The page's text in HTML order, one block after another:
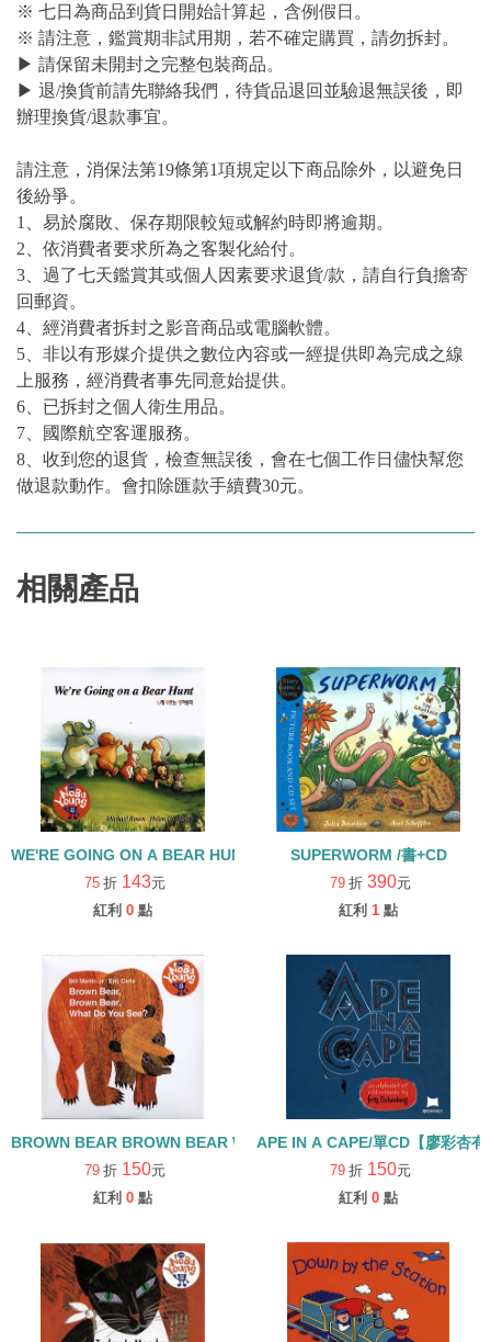
※ 七日為商品到貨日開始計算起，含例假日。
※ 請注意，鑑賞期非試用期，若不確定購買，請勿拆封。
▶ 請保留未開封之完整包裝商品。
▶ 退/換貨前請先聯絡我們，待貨品退回並驗退無誤後，即
辦理換貨/退款事宜。
請注意，消保法第19條第1項規定以下商品除外，以避免日
後紛爭。
1、易於腐敗、保存期限較短或解約時即將逾期。
2、依消費者要求所為之客製化給付。
3、過了七天鑑賞其或個人因素要求退貨/款，請自行負擔寄
回郵資。
4、經消費者拆封之影音商品或電腦軟體。
5、非以有形媒介提供之數位內容或一經提供即為完成之線
上服務，經消費者事先同意始提供。
6、已拆封之個人衛生用品。
7、國際航空客運服務。
8、收到您的退貨，檢查無誤後，會在七個工作日儘快幫您
做退款動作。會扣除匯款手續費30元。
相關產品
WE'RE GOING ON A BEAR HUNT /單CD【76】
75 折 143元
紅利 0 點
SUPERWORM /書+CD
79 折 390元
紅利 1 點
BROWN BEAR BROWN BEAR
79 折 150元
紅利 0 點
APE IN A CAPE/單CD【廖彩杏有
79 折 150元
紅利 0 點